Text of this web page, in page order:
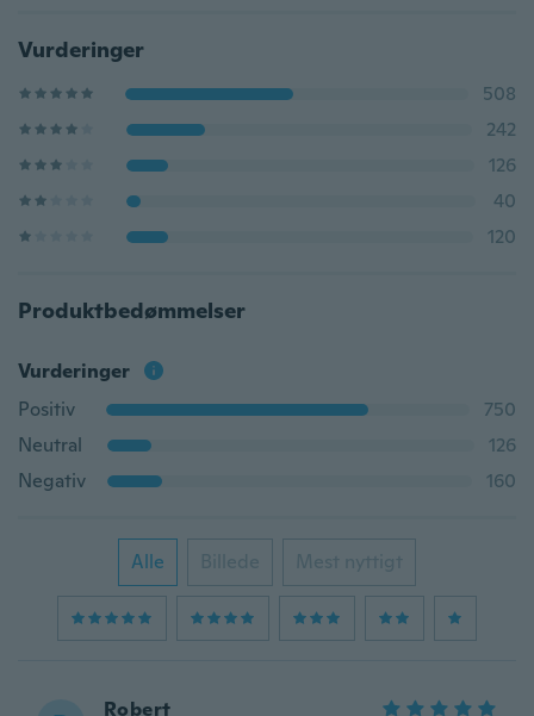
Vurderinger
508
242
126
40
120
Produktbedømmelser
Vurderinger
Positiv
750
Neutral
126
Negativ
160
Alle Billede Mest nyttigt
Robert